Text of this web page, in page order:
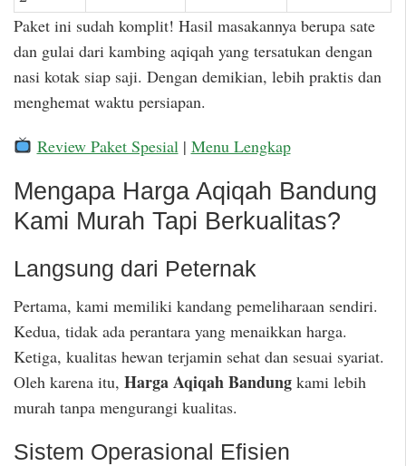
Paket ini sudah komplit! Hasil masakannya berupa sate
dan gulai dari kambing aqiqah yang tersatukan dengan
nasi kotak siap saji. Dengan demikian, lebih praktis dan
menghemat waktu persiapan.
Review Paket Spesial | Menu Lengkap
Mengapa Harga Aqiqah Bandung
Kami Murah Tapi Berkualitas?
Langsung dari Peternak
Pertama, kami memiliki kandang pemeliharaan sendiri.
Kedua, tidak ada perantara yang menaikkan harga.
Ketiga, kualitas hewan terjamin sehat dan sesuai syariat.
Oleh karena itu, Harga Aqiqah Bandung kami lebih
murah tanpa mengurangi kualitas.
Sistem Operasional Efisien